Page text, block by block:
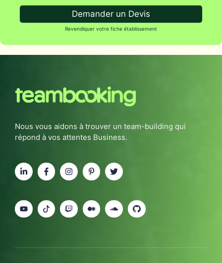
Demander un Devis
Revendiquer votre fiche établissement
Nous vous aidons à trouver un team-building qui
répond à vos attentes Business.